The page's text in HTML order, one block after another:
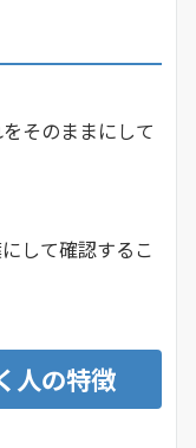
そのままにして
して確認するこ
人の特徴